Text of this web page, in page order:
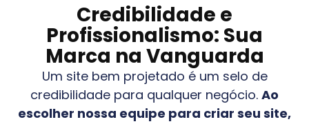
Credibilidade e
Profissionalismo: Sua
Marca na Vanguarda
Um site bem projetado é um selo de
credibilidade para qualquer negócio. Ao
escolher nossa equipe para criar seu site,